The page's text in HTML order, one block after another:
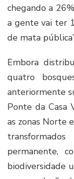
chegando a
a gente vai ter
de mata
Embora
quatro
anteriormente
Ponte da Casa
as zonas Norte
permanente,
biodiversidade